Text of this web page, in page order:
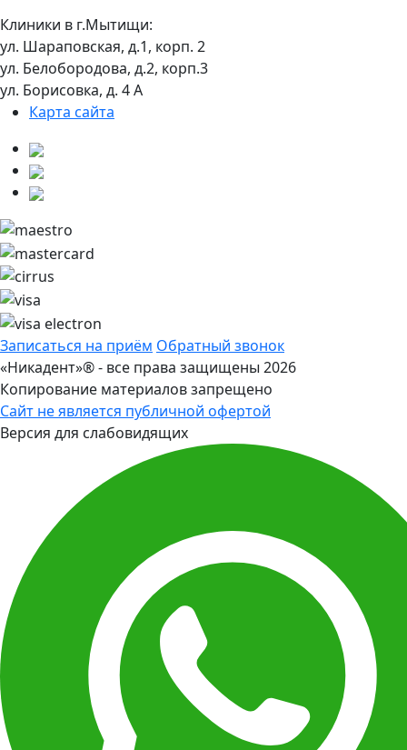
Клиники в г.Мытищи:
ул. Шараповская, д.1, корп. 2
ул. Белобородова, д.2, корп.3
ул. Борисовка, д. 4 А
Карта сайта
Записаться на приём Обратный звонок
«Никадент»® - все права защищены 2026
Копирование материалов запрещено
Сайт не является публичной офертой
Версия для слабовидящих